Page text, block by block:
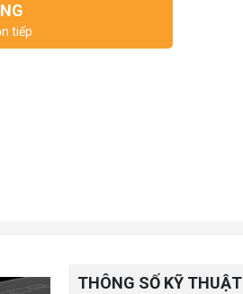
tiếp
THÔNG SỐ KỸ THUẬT